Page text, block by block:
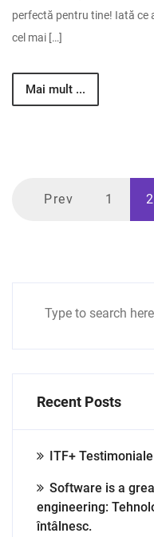
perfectă pentru tine! Iată ce
cel mai […]
Mai mult ...
Prev 1 2
Recent Posts
ITF+
Software is a
engineering:
întâlnesc.